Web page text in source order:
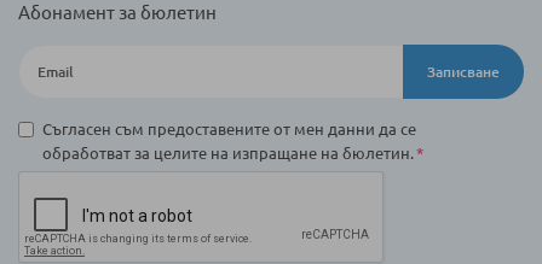
Абонамент за бюлетин
Записване
Съгласен съм предоставените от мен данни да се
обработват за целите на изпращане на бюлетин.